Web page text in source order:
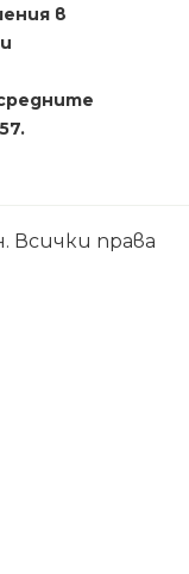
в
Всички права